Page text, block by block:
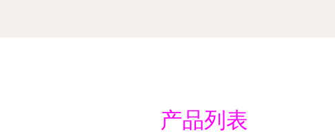
产品列表